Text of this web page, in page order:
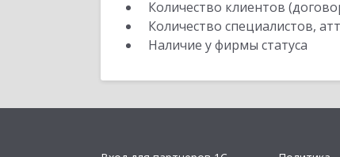
Количество клиентов
Количество специалистов,
Наличие у фирмы статуса